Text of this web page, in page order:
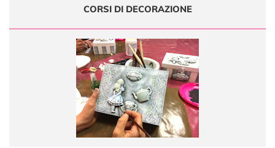
CORSI DI DECORAZIONE